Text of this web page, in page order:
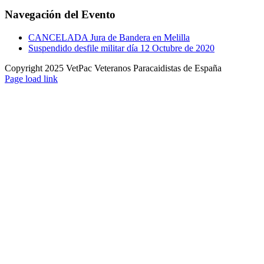
Facebook
Twitter
WhatsApp
Correo
electrónico
Navegación del Evento
CANCELADA Jura de Bandera en Melilla
Suspendido desfile militar día 12 Octubre de 2020
Copyright 2025 VetPac Veteranos Paracaidistas de España
YouTube
Rss
Instagram
Facebook
Twitter
Page load link